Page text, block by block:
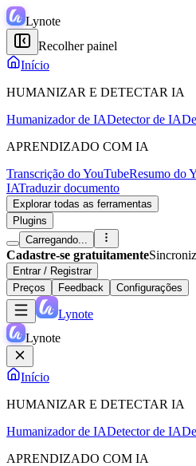
Lynote
Recolher painel
Início
HUMANIZAR E DETECTAR IA
Humanizador de IADetector de IA
APRENDIZADO COM IA
Transcrição do YouTubeResumo do
IATraduzir documento
Explorar todas as ferramentas
Plugins
Carregando...
Cadastre-se gratuitamente
Entrar / Registrar
Preços
Feedback Configurações
Lynote
Lynote
Início
HUMANIZAR E DETECTAR IA
Humanizador de IADetector de IA
APRENDIZADO COM IA